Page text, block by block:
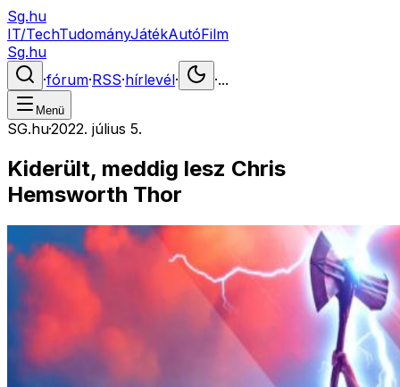
Sg.hu
IT/TechTudományJátékAutóFilm
Sg.hu
·fórum·RSS·hírlevél· ·...
Menü
SG.hu·2022. július 5.
Kiderült, meddig lesz Chris
Hemsworth Thor